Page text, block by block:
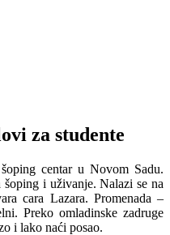
za studente
centar u Novom Sadu.
šoping i uživanje. Nalazi se na
cara Lazara. Promenada –
Preko omladinske zadruge
i lako naći posao.